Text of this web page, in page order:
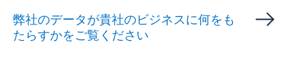
弊社のデータが貴社のビジネスに何をも
たらすかをご覧ください